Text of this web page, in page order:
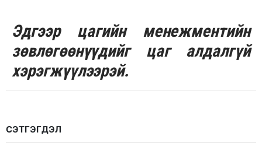
Эдгээр цагийн менежментийн
зөвлөгөөнүүдийг цаг алдалгүй
хэрэгжүүлээрэй.
СЭТГЭГДЭЛ